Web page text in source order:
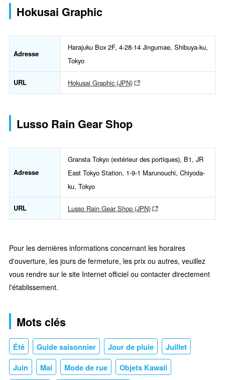
Hokusai Graphic
Adresse
Harajuku Box 2F, 4-28-14 Jingumae, Shibuya-ku,
Tokyo
URL Hokusai Graphic (JPN)
Lusso Rain Gear Shop
Adresse
Gransta Tokyo (extérieur des portiques), B1, JR
East Tokyo Station, 1-9-1 Marunouchi, Chiyoda-
ku, Tokyo
URL Lusso Rain Gear Shop (JPN)
Pour les dernières informations concernant les horaires
d'ouverture, les jours de fermeture, les prix ou autres, veuillez
vous rendre sur le site Internet officiel ou contacter directement
l'établissement.
Mots clés
Été Guide saisonnier Jour de pluie Juillet
Juin Mai Mode de rue Objets Kawaii